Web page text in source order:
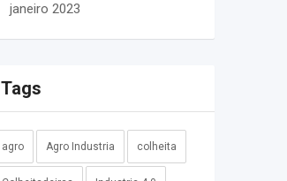
janeiro 2023
Tags
agro Agro Industria colheita